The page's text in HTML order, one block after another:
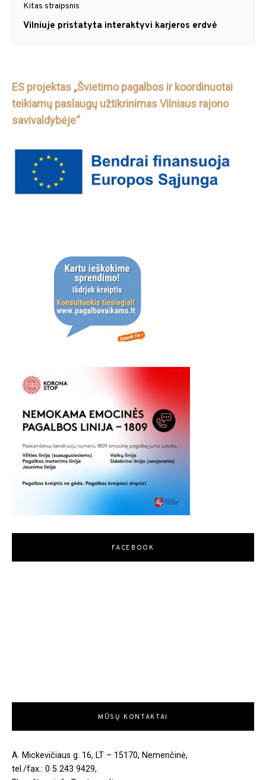
Kitas straipsnis
Next
Vilniuje pristatyta interaktyvi karjeros erdvė
ES projektas „Švietimo pagalbos ir koordinuotai
teikiamų paslaugų užtikrinimas Vilniaus rajono
savivaldybėje“
FACEBOOK
MŪSŲ KONTAKTAI
A. Mickevičiaus g. 16, LT – 15170, Nemenčinė,
tel./fax.: 0 5 243 9429,